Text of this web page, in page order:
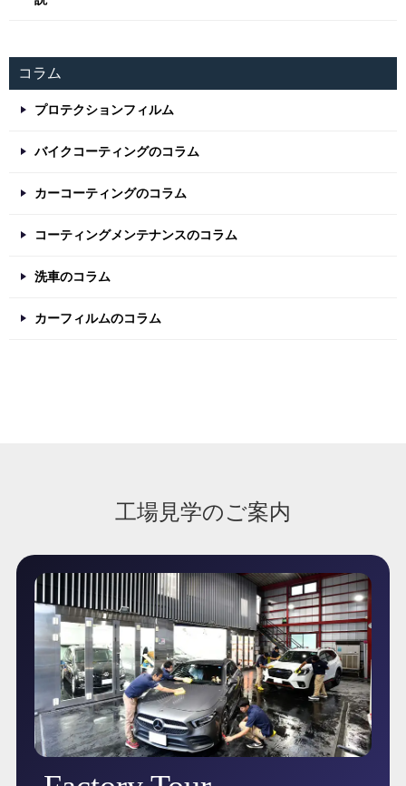
コラム
プロテクションフィルム
バイクコーティングのコラム
カーコーティングのコラム
コーティングメンテナンスのコラム
洗車のコラム
カーフィルムのコラム
工場見学のご案内